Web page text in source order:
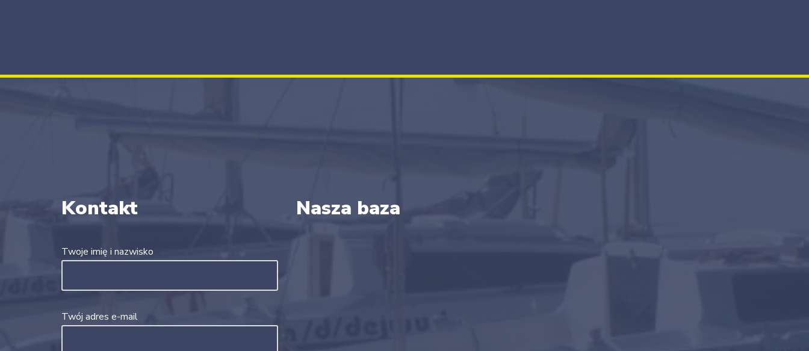
Kontakt
Twoje imię i nazwisko
Twój adres e-mail
Nasza baza